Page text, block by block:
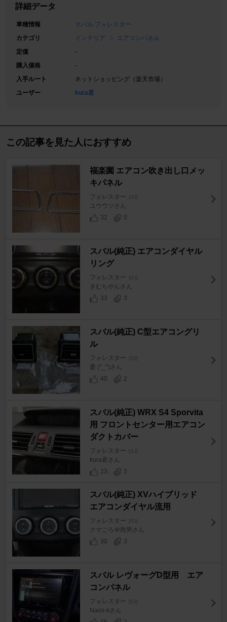
詳細データ
車種情報
スバル フォレスター
カテゴリ
インテリア
エアコンパネル
定価
-
購入価格
-
入手ルート
ネットショッピング（楽天市場）
ユーザー
kura君
この記事を見た人におすすめ
福楽園 エアコン吹き出し口メッ
キパネル
フォレスター [SJ]
ユウウツさん
32
0
スバル(純正) エアコンダイヤル
リング
フォレスター [SJ]
きむちやんさん
33
3
スバル(純正) C型エアコングリ
ル
フォレスター [SJ]
憂 (*_*)さん
40
2
スバル(純正) WRX S4 Sporvita
用 フロントセンター用エアコン
ダクトカバー
フォレスター [SJ]
kura君さん
23
3
スバル(純正) XVハイブリッド
エアコンダイヤル流用
フォレスター [SJ]
クマごろ＠雨男さん
30
3
スバル レヴォーグD型用 エア
コンパネル
フォレスター [SJ]
Naos-kさん